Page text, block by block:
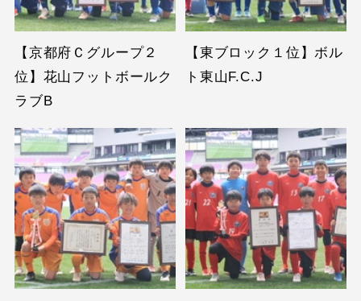
【京都府Ｃグループ２
位】花山フットボールク
ラブB
【東ブロック１位】ボル
ト東山F.C.J